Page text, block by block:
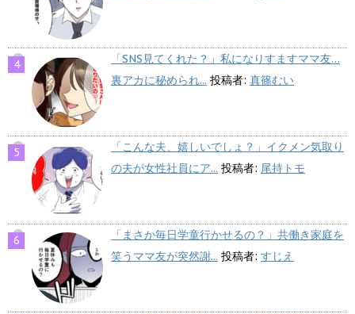
「SNS見てくれた？」私になりすますママ友…
裏アカに秘められ... 投稿者: 真篠むい
「こんな夫、嬉しいでしょ？」イクメン気取り
の夫が女性社員にア... 投稿者: 尾持トモ
「まさか毎日学童行かせるの？」共働き家庭を
笑うママ友が突然謝... 投稿者: すじえ